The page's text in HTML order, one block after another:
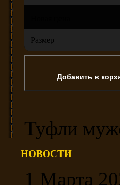
Размер
Туфли
НОВОСТИ
1 Марта